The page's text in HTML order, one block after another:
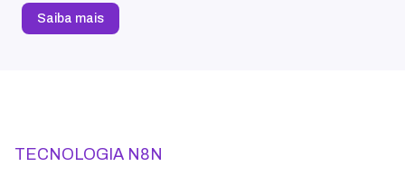
Saiba mais
TECNOLOGIA N8N